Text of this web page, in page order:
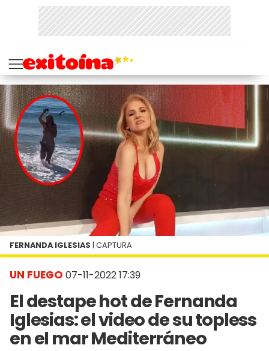
UN FUEGO 07-11-2022 17:39
El destape hot de Fernanda
Iglesias: el video de su topless
en el mar Mediterráneo
FERNANDA IGLESIAS | CAPTURA